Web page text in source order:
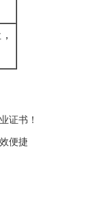
证书！
便捷